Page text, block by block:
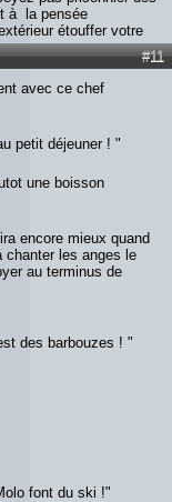
à la pensée
étouffer votre
cÅ“ur et votre
vous voulez
#11
avec ce chef
petit déjeuner ! "
une boisson
encore mieux quand
chanter les anges le
au terminus de
des barbouzes ! "
font du ski !"